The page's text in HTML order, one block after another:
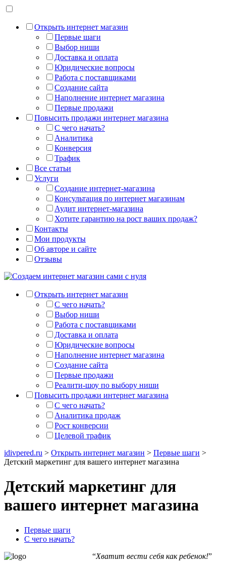
Открыть интернет магазин
Первые шаги
Выбор ниши
Доставка и оплата
Юридические вопросы
Работа с поставщиками
Создание сайта
Наполнение интернет магазина
Первые продажи
Повысить продажи интернет магазина
С чего начать?
Аналитика
Конверсия
Трафик
Все статьи
Услуги
Создание интернет-магазина
Консультация по интернет магазинам
Аудит интернет-магазина
Хотите гарантию на рост ваших продаж?
Контакты
Мои продукты
Об авторе и сайте
Отзывы
Открыть интернет магазин
С чего начать?
Выбор ниши
Работа с поставщиками
Доставка и оплата
Юридические вопросы
Наполнение интернет магазина
Создание сайта
Первые продажи
Реалити-шоу по выбору ниши
Повысить продажи интернет магазина
С чего начать?
Аналитика продаж
Рост конверсии
Целевой трафик
idivpered.ru > Открыть интернет магазин > Первые шаги >
Детский маркетинг для вашего интернет магазина
Детский маркетинг для
вашего интернет магазина
Первые шаги
С чего начать?
“Хватит вести себя как ребенок!”